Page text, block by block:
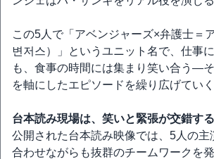
この5人で「アベンジャーズ×弁護士＝
변저스）」というユニット名で、仕事
も、食事の時間には集まり笑い合う―
を軸にしたエピソードを繰り広げていく
台本読み現場は、笑いと緊張が交錯す
公開された台本読み映像では、5人の主
合わせながらも抜群のチームワークを